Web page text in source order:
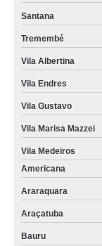
Santana
Tremembé
Vila Albertina
Vila Endres
Vila Gustavo
Vila Marisa Mazzei
Vila Medeiros
Americana
Araraquara
Araçatuba
Bauru